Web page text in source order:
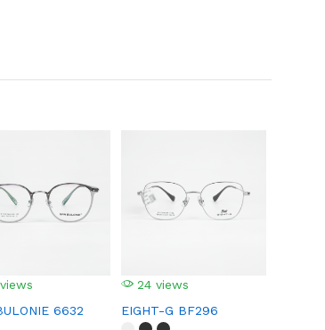
6632
24 views
EIGHT-G BF296